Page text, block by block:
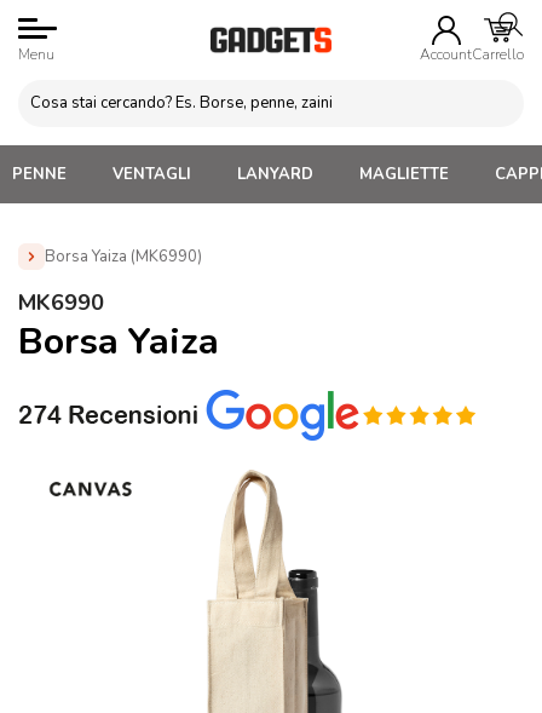
Menu AccountCarrello
PENNE VENTAGLI LANYARD MAGLIETTE
Borsa Yaiza (MK6990)
Home »
MK6990
Borsa Yaiza